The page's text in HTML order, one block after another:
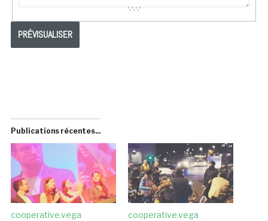
Publications récentes...
cooperative.vega cooperative.vega